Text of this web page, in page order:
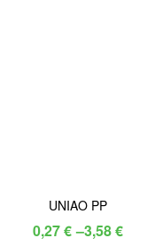
UNIAO PP
0,27€ –3,58€
Price